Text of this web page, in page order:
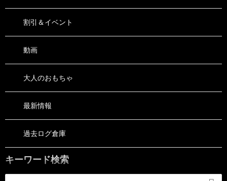
割引＆イベント
動画
大人のおもちゃ
最新情報
過去ログ倉庫
キーワード検索